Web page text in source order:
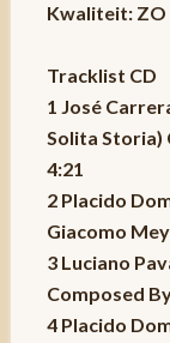
Kwaliteit: ZO
Tracklist CD
1 José
Solita Storia)
4:21
2 Placido
Giacomo
3 Luciano
Composed
4 Placido